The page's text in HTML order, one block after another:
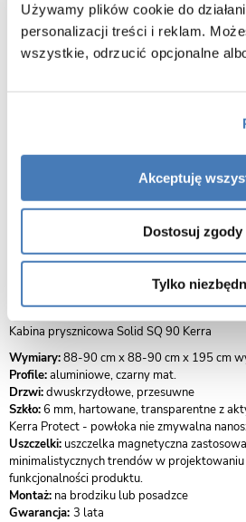
Używamy plików cookie do
personalizacji treści i reklam.
wszystkie, odrzucić opcjonalne
Akceptuję
Dostosuj zgody
Tylko
Specyfikacja produktu
Sposób otwierania drzwi
Na brodziku
Na posadzce
Czarny
Opis produktu Kabina
kwadratowa 90x90 SQ
Kabina prysznicowa Solid SQ 90 Kerra
Wymiary:88-90 cm x 88-90 cm x 195 cm
Profile:aluminiowe, czarny mat.
Drzwi:dwuskrzydłowe, przesuwne
Szkło:6 mm, hartowane, transparentne z
Kerra Protect - powłoka nie zmywalna
Uszczelki: uszczelka magnetyczna
minimalistycznych trendów w
funkcjonalności produktu.
Montaż: na brodziku lub posadzce
Gwarancja: 3 lata